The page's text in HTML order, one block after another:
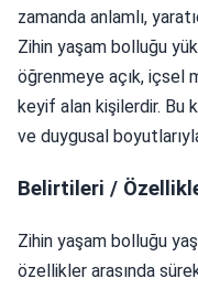
zamanda anlamlı,
Zihin yaşam bolluğu
öğrenmeye açık, içsel
keyif alan kişilerdir. Bu
ve duygusal
Belirtileri /
Zihin yaşam bolluğu
özellikler arasında